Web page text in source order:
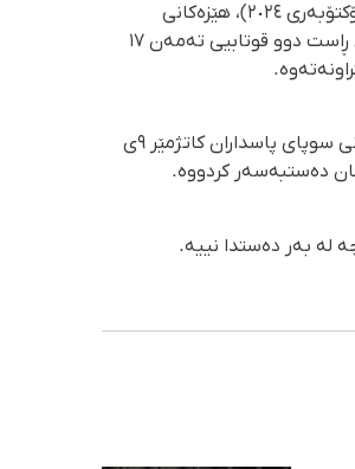
بە پێی ڕاپۆرتی گەیشتوو بە ڕێکخراوی مافی مرۆڤی هەنگاو، ڕۆژی سێشەممە ١٧ی ڕەزبەری٢٧٢٤ (٨ی ئۆکتۆبەری ٢٠٢٤)، هێزەکانی
سوپای پاسداران بە هێرشکردن بۆ سەر قوتابخانەی عەلامە تەباتەبایی گوندی فیرۆزئاوای سەر بە شاری ڕاست دوو قوتابیی تەمەن ١٧
ماڵپەڕی حاڵ وەش کە هەواڵی تایبەت بە بەلووچستان بڵاو دەکاتەوە لەم بارەوە نووسیویەتی؛ "هێزەکانی سوپای پاسداران کاتژمێر ٩ی
دەستبەسەر کردووە.
لە بەر دەستدا نییە.